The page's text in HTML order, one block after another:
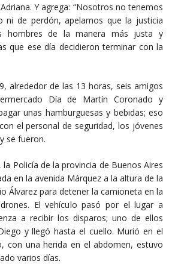
Y agrega: “Nosotros no tenemos
ni de perdón, apelamos que la justicia
hombres de la manera más justa y
que ese día decidieron terminar con la
alrededor de las 13 horas, seis amigos
Día de Martín Coronado y
unas hamburguesas y bebidas; eso
el personal de seguridad, los jóvenes
se fueron.
Policía de la provincia de Buenos Aires
en la avenida Márquez a la altura de la
Álvarez para detener la camioneta en la
El vehículo pasó por el lugar a
a recibir los disparos; uno de ellos
y llegó hasta el cuello. Murió en el
con una herida en el abdomen, estuvo
varios días.